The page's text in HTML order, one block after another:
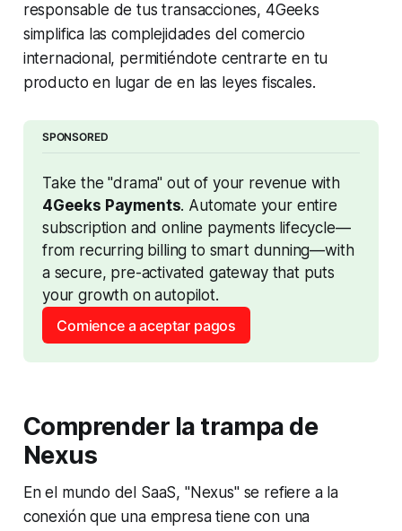
responsable de tus transacciones, 4Geeks
simplifica las complejidades del comercio
internacional, permitiéndote centrarte en tu
producto en lugar de en las leyes fiscales.
SPONSORED
Take the "drama" out of your revenue with
4Geeks Payments. Automate your entire
subscription and online payments lifecycle—
from recurring billing to smart dunning—with
a secure, pre-activated gateway that puts
your growth on autopilot.
Comience a aceptar pagos
Comprender la trampa de
Nexus
En el mundo del SaaS, "Nexus" se refiere a la
conexión que una empresa tiene con una